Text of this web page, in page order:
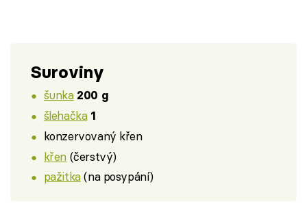
Suroviny
šunka 200 g
šlehačka 1
konzervovaný křen
křen (čerstvý)
pažitka(na posypání)